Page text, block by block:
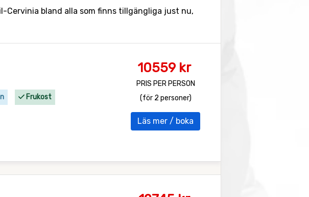
Cervinia bland alla som finns tillgängliga just nu,
Frukost
10559 kr
PRIS PER PERSON
(för 2 personer)
Läs mer / boka